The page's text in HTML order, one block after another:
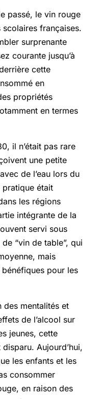
passé, le vin rouge
françaises.
surprenante
courante jusqu’à
cette
en
propriétés
en termes
il n’était pas rare
une petite
de l’eau lors du
pratique était
les régions
intégrante de la
servi sous
“vin de table”, qui
mais
pour les
des mentalités et
de l’alcool sur
jeunes, cette
Aujourd’hui,
les enfants et les
consommer
en raison des